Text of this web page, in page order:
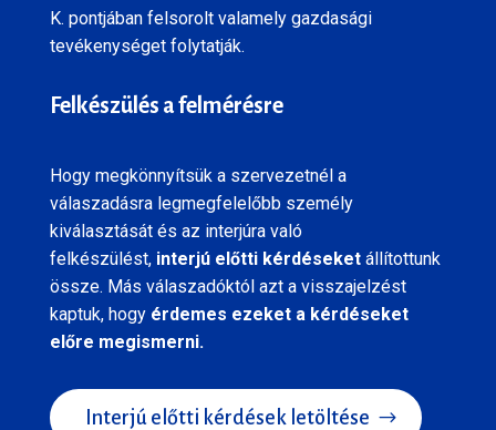
K. pontjában felsorolt valamely gazdasági
tevékenységet folytatják.
Felkészülés a felmérésre
Hogy megkönnyítsük a szervezetnél a
válaszadásra legmegfelelőbb személy
kiválasztását és az interjúra való
felkészülést, interjú előtti kérdéseketállítottunk
össze. Más válaszadóktól azt a visszajelzést
kaptuk, hogy érdemes ezeket a kérdéseket
előre megismerni.
Interjú előtti kérdések letöltése